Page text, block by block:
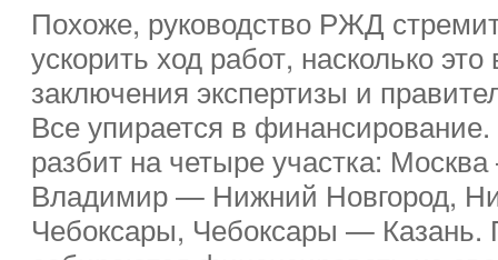
Похоже, руководство РЖД
ускорить ход работ, насколько
заключения экспертизы и
Все упирается в
разбит на четыре участка:
Владимир — Нижний Новгород,
Чебоксары, Чебоксары —